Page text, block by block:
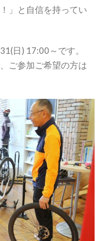
」と自信を持ってい
日) 17:00～です。
ご参加ご希望の方は